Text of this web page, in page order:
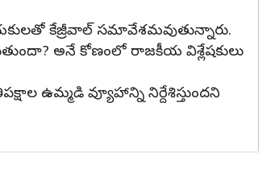
కేజ్రీవాల్ సమావేశమవుతున్నారు.
అనే కోణంలో రాజకీయ విశ్లేషకులు
ఉమ్మడి వ్యూహాన్ని నిర్దేశిస్తుందని